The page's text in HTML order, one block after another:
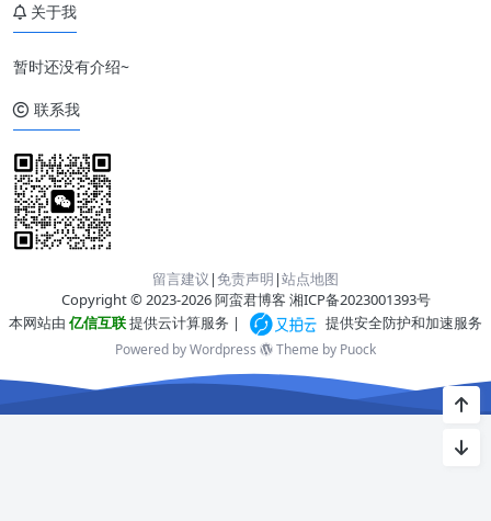
关于我
暂时还没有介绍~
联系我
留言建议 |免责声明 |站点地图
Copyright © 2023-2026 阿蛮君博客 湘ICP备2023001393号
本网站由 亿信互联提供云计算服务 | 提供安全防护和加速服务
Powered by Wordpress Theme by Puock